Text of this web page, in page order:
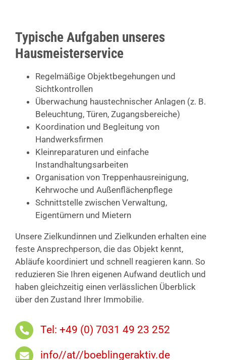
Typische Aufgaben unseres
Hausmeisterservice
Regelmäßige Objektbegehungen und
Sichtkontrollen
Überwachung haustechnischer Anlagen (z. B.
Beleuchtung, Türen, Zugangsbereiche)
Koordination und Begleitung von
Handwerksfirmen
Kleinreparaturen und einfache
Instandhaltungsarbeiten
Organisation von Treppenhausreinigung,
Kehrwoche und Außenflächenpflege
Schnittstelle zwischen Verwaltung,
Eigentümern und Mietern
Unsere Zielkundinnen und Zielkunden erhalten eine
feste Ansprechperson, die das Objekt kennt,
Abläufe koordiniert und schnell reagieren kann. So
reduzieren Sie Ihren eigenen Aufwand deutlich und
haben gleichzeitig einen verlässlichen Überblick
über den Zustand Ihrer Immobilie.
Tel: +49 (0) 7031 49 23 252
info//at//boeblingeraktiv.de